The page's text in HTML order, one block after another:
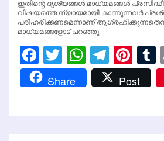
ഇതിന്റെ ദൃശ്യങ്ങള്‍ മാധ്യമങ്ങള്‍
വിഷയത്തെ ന്യായമായി കാണുന്നവര്‍
പരിഹരിക്കണമെന്നാണ്
മാധ്യമങ്ങളോട് പറഞ്ഞു.
Facebook
Twitter
Share Post